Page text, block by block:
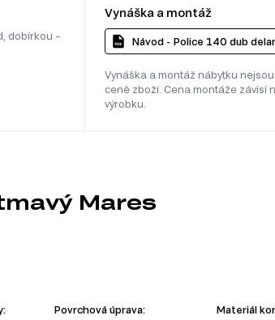
dobírkou –
Vynáška a montáž
Návod - Police 140 dub
Vynáška a montáž nábytku
ceně zboží. Cena montáže závisí
výrobku.
Mares
Povrchová úprava: Materiál